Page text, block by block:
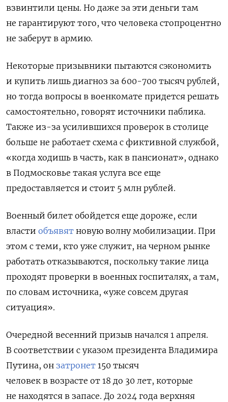
взвинтили цены. Но даже за эти деньги там
не гарантируют того, что человека стопроцентно
не заберут в армию.
Некоторые призывники пытаются сэкономить
и купить лишь диагноз за 600-700 тысяч рублей,
но тогда вопросы в военкомате придется решать
самостоятельно, говорят источники паблика.
Также из-за усилившихся проверок в столице
больше не работает схема с фиктивной службой,
«когда ходишь в часть, как в пансионат», однако
в Подмосковье такая услуга все еще
предоставляется и стоит 5 млн рублей.
Военный билет обойдется еще дороже, если
власти объявят новую волну мобилизации. При
этом с теми, кто уже служит, на черном рынке
работать отказываются, поскольку такие лица
проходят проверки в военных госпиталях, а там,
по словам источника, «уже совсем другая
ситуация».
Очередной весенний призыв начался 1 апреля.
В соответствии с указом президента Владимира
Путина, он затронет 150 тысяч
человек в возрасте от 18 до 30 лет, которые
не находятся в запасе. До 2024 года верхняя